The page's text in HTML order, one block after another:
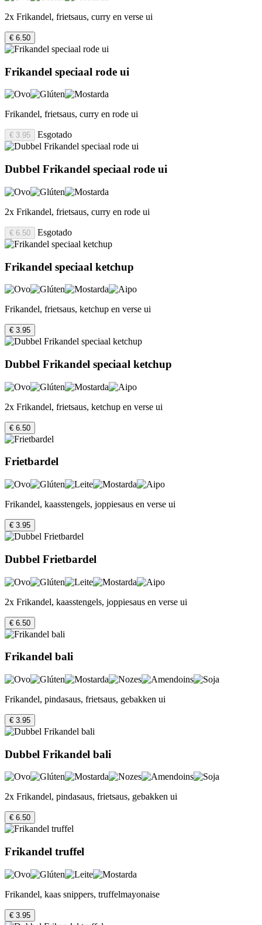
2x Frikandel, frietsaus, curry en verse ui
€ 6.50
Frikandel speciaal rode ui
Frikandel, frietsaus, curry en rode ui
€ 3.95 Esgotado
Dubbel Frikandel speciaal rode ui
2x Frikandel, frietsaus, curry en rode ui
€ 6.50 Esgotado
Frikandel speciaal ketchup
Frikandel, frietsaus, ketchup en verse ui
€ 3.95
Dubbel Frikandel speciaal ketchup
2x Frikandel, frietsaus, ketchup en verse ui
€ 6.50
Frietbardel
Frikandel, kaasstengels, joppiesaus en verse ui
€ 3.95
Dubbel Frietbardel
2x Frikandel, kaasstengels, joppiesaus en verse ui
€ 6.50
Frikandel bali
Frikandel, pindasaus, frietsaus, gebakken ui
€ 3.95
Dubbel Frikandel bali
2x Frikandel, pindasaus, frietsaus, gebakken ui
€ 6.50
Frikandel truffel
Frikandel, kaas snippers, truffelmayonaise
€ 3.95